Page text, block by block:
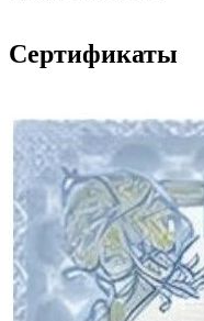
Сертификаты